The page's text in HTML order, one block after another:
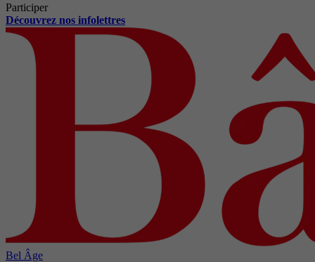
Participer
Découvrez nos infolettres
Bel Âge